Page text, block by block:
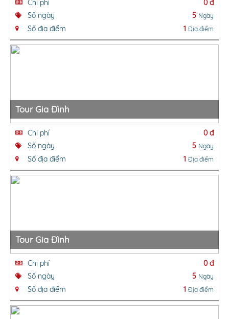
Chi phí
0 đ
Số ngày
5 Ngày
Số địa điểm 1 Địa điểm
Tour Gia Đình
Chi phí
0 đ
Số ngày
5 Ngày
Số địa điểm 1 Địa điểm
Tour Gia Đình
Chi phí
0 đ
Số ngày
5 Ngày
Số địa điểm 1 Địa điểm